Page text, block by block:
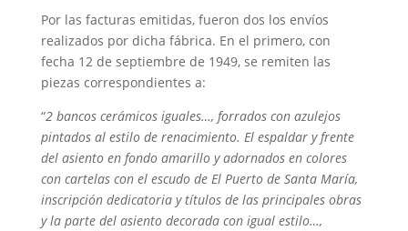
Por las facturas emitidas, fueron dos los envíos
realizados por dicha fábrica. En el primero, con
fecha 12 de septiembre de 1949, se remiten las
piezas correspondientes a:
“2 bancos cerámicos iguales…, forrados con azulejos
pintados al estilo de renacimiento. El espaldar y frente
del asiento en fondo amarillo y adornados en colores
con cartelas con el escudo de El Puerto de Santa María,
inscripción dedicatoria y títulos de las principales obras
y la parte del asiento decorada con igual estilo…,